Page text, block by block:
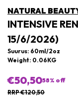
NATURAL
INTENSIVE
15/6/2026)
Suurus: 60ml/2oz
Weight: 0.06KG
€50,5058% off
RRP €120,50